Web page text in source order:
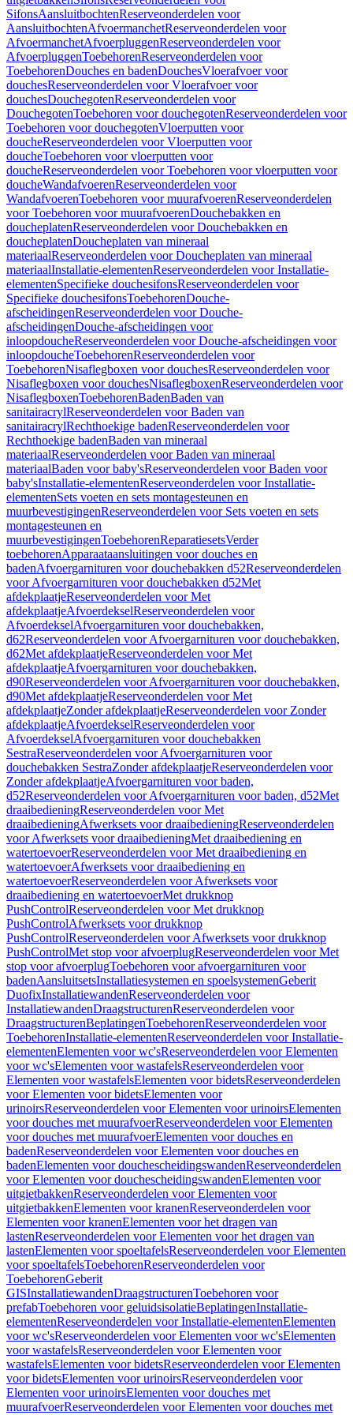
SifonsAansluitbochtenReserveonderdelen voor
AansluitbochtenAfvoermanchetReserveonderdelen voor
AfvoermanchetAfvoerpluggenReserveonderdelen voor
AfvoerpluggenToebehorenReserveonderdelen voor
ToebehorenDouches en badenDouchesVloerafvoer voor
douchesReserveonderdelen voor Vloerafvoer voor
douchesDouchegotenReserveonderdelen voor
DouchegotenToebehoren voor douchegotenReserveonderdelen voor
Toebehoren voor douchegotenVloerputten voor
doucheReserveonderdelen voor Vloerputten voor
doucheToebehoren voor vloerputten voor
doucheReserveonderdelen voor Toebehoren voor vloerputten voor
doucheWandafvoerenReserveonderdelen voor
WandafvoerenToebehoren voor muurafvoerenReserveonderdelen
voor Toebehoren voor muurafvoerenDouchebakken en
doucheplatenReserveonderdelen voor Douchebakken en
doucheplatenDoucheplaten van mineraal
materiaalReserveonderdelen voor Doucheplaten van mineraal
materiaalInstallatie-elementenReserveonderdelen voor Installatie-
elementenSpecifieke douchesifonsReserveonderdelen voor
Specifieke douchesifonsToebehorenDouche-
afscheidingenReserveonderdelen voor Douche-
afscheidingenDouche-afscheidingen voor
inloopdoucheReserveonderdelen voor Douche-afscheidingen voor
inloopdoucheToebehorenReserveonderdelen voor
ToebehorenNisaflegboxen voor douchesReserveonderdelen voor
Nisaflegboxen voor douchesNisaflegboxenReserveonderdelen voor
NisaflegboxenToebehorenBadenBaden van
sanitairacrylReserveonderdelen voor Baden van
sanitairacrylRechthoekige badenReserveonderdelen voor
Rechthoekige badenBaden van mineraal
materiaalReserveonderdelen voor Baden van mineraal
materiaalBaden voor baby'sReserveonderdelen voor Baden voor
baby'sInstallatie-elementenReserveonderdelen voor Installatie-
elementenSets voeten en sets montagesteunen en
muurbevestigingenReserveonderdelen voor Sets voeten en sets
montagesteunen en
muurbevestigingenToebehorenReparatiesetsVerder
toebehorenApparaataansluitingen voor douches en
badenAfvoergarnituren voor douchebakken d52Reserveonderdelen
voor Afvoergarnituren voor douchebakken d52Met
afdekplaatjeReserveonderdelen voor Met
afdekplaatjeAfvoerdekselReserveonderdelen voor
AfvoerdekselAfvoergarnituren voor douchebakken,
d62Reserveonderdelen voor Afvoergarnituren voor douchebakken,
d62Met afdekplaatjeReserveonderdelen voor Met
afdekplaatjeAfvoergarnituren voor douchebakken,
d90Reserveonderdelen voor Afvoergarnituren voor douchebakken,
d90Met afdekplaatjeReserveonderdelen voor Met
afdekplaatjeZonder afdekplaatjeReserveonderdelen voor Zonder
afdekplaatjeAfvoerdekselReserveonderdelen voor
AfvoerdekselAfvoergarnituren voor douchebakken
SestraReserveonderdelen voor Afvoergarnituren voor
douchebakken SestraZonder afdekplaatjeReserveonderdelen voor
Zonder afdekplaatjeAfvoergarnituren voor baden,
d52Reserveonderdelen voor Afvoergarnituren voor baden, d52Met
draaibedieningReserveonderdelen voor Met
draaibedieningAfwerksets voor draaibedieningReserveonderdelen
voor Afwerksets voor draaibedieningMet draaibediening en
watertoevoerReserveonderdelen voor Met draaibediening en
watertoevoerAfwerksets voor draaibediening en
watertoevoerReserveonderdelen voor Afwerksets voor
draaibediening en watertoevoerMet drukknop
PushControlReserveonderdelen voor Met drukknop
PushControlAfwerksets voor drukknop
PushControlReserveonderdelen voor Afwerksets voor drukknop
PushControlMet stop voor afvoerplugReserveonderdelen voor Met
stop voor afvoerplugToebehoren voor afvoergarnituren voor
badenAansluitsetsInstallatiesystemen en spoelsystemenGeberit
DuofixInstallatiewandenReserveonderdelen voor
InstallatiewandenDraagstructurenReserveonderdelen voor
DraagstructurenBeplatingenToebehorenReserveonderdelen voor
ToebehorenInstallatie-elementenReserveonderdelen voor Installatie-
elementenElementen voor wc'sReserveonderdelen voor Elementen
voor wc'sElementen voor wastafelsReserveonderdelen voor
Elementen voor wastafelsElementen voor bidetsReserveonderdelen
voor Elementen voor bidetsElementen voor
urinoirsReserveonderdelen voor Elementen voor urinoirsElementen
voor douches met muurafvoerReserveonderdelen voor Elementen
voor douches met muurafvoerElementen voor douches en
badenReserveonderdelen voor Elementen voor douches en
badenElementen voor douchescheidingswandenReserveonderdelen
voor Elementen voor douchescheidingswandenElementen voor
uitgietbakkenReserveonderdelen voor Elementen voor
uitgietbakkenElementen voor kranenReserveonderdelen voor
Elementen voor kranenElementen voor het dragen van
lastenReserveonderdelen voor Elementen voor het dragen van
lastenElementen voor spoeltafelsReserveonderdelen voor Elementen
voor spoeltafelsToebehorenReserveonderdelen voor
ToebehorenGeberit
GISInstallatiewandenDraagstructurenToebehoren voor
prefabToebehoren voor geluidsisolatieBeplatingenInstallatie-
elementenReserveonderdelen voor Installatie-elementenElementen
voor wc'sReserveonderdelen voor Elementen voor wc'sElementen
voor wastafelsReserveonderdelen voor Elementen voor
wastafelsElementen voor bidetsReserveonderdelen voor Elementen
voor bidetsElementen voor urinoirsReserveonderdelen voor
Elementen voor urinoirsElementen voor douches met
muurafvoerReserveonderdelen voor Elementen voor douches met